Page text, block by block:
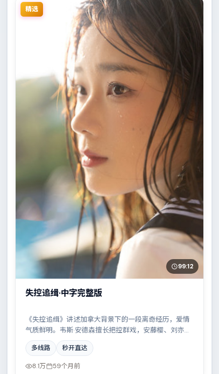
精选
99:12
失控追缉·中字完整版
《失控追缉》讲述加拿大背景下的一段离奇经历，爱情
气质鲜明。韦斯·安德森擅长把控群戏，安藤樱、刘亦
菲、黄渤、古天乐共同撑起复杂人物关系，科技伦理与
情感羁绊形成强烈对撞。
多线路 秒开直达
8.1万 59个月前